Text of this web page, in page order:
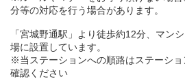
分等の対応を行う場合があります。
「宮城野通駅」より徒歩約12分、マン
場に設置しています。
※当ステーションへの順路はステーシ
確認ください